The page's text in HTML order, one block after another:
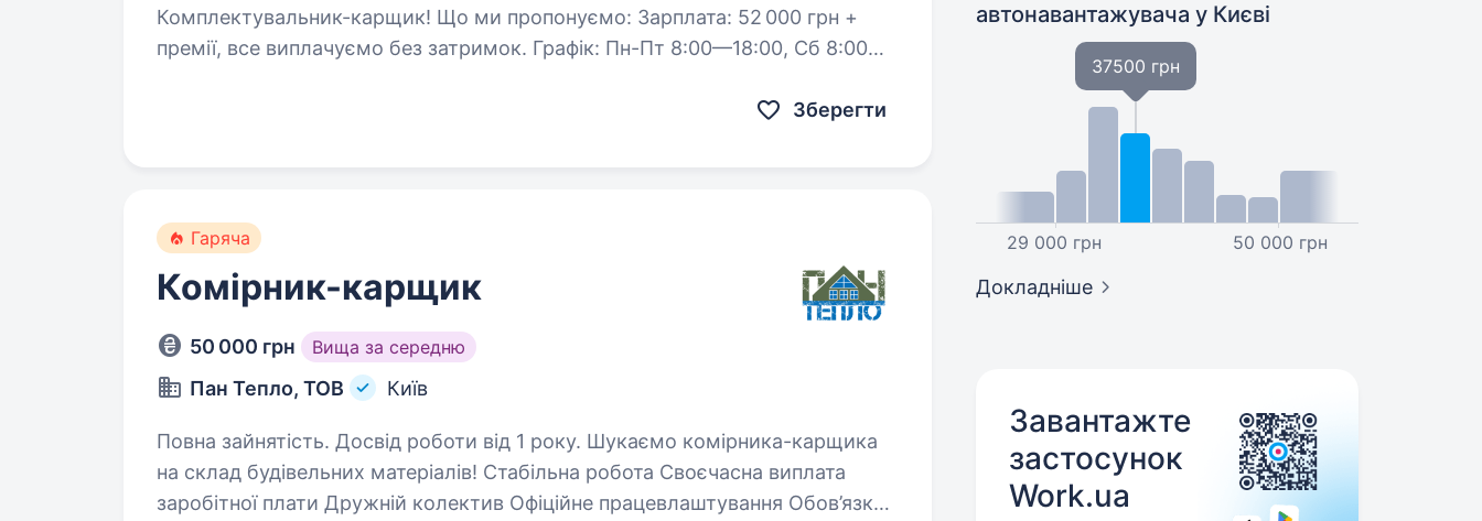
Комплектувальник-карщик! Що ми пропонуємо: Зарплата: 52 000 грн +
премії, все виплачуємо без затримок. Графік: Пн-Пт 8:00—18:00, Сб 8:00—
Зберегти
Гаряча
Комірник-карщик
50 000 грн Вища за середню
Пан Тепло, ТОВ Київ
Повна зайнятість. Досвід роботи від 1 року. Шукаємо комірника-карщика
на склад будівельних матеріалів! Стабільна робота Своєчасна виплата
заробітної плати Дружній колектив Офіційне працевлаштування Обов’язки:
автонавантажувачау Києві
29 000 грн
37500 грн
50 000 грн
Докладніше
Завантажте
застосунок
Work.ua